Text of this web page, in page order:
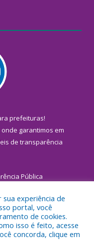
prefeituras!
garantimos em
de transparência
Pública
Municipal de
experiência de
portal, você
de cookies.
isso é feito, acesse
concorda, clique em